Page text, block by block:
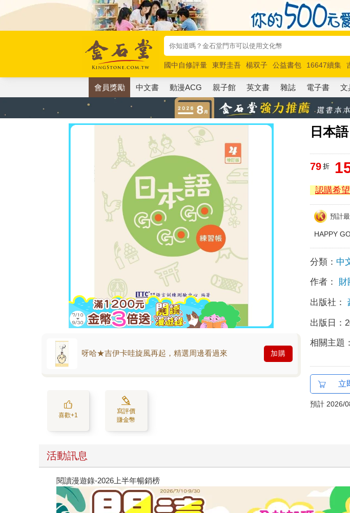
國中自修評量 東野圭吾 楊双子 公益書包 16647續集
唯紅花綻放
奧德賽 路邊攤新作 馬斯克 玩具總動員5
會員獎勵 中文書 動漫ACG 親子館 英文書 雜誌 電子書 文
日本
呀哈★吉伊卡哇旋風再起，精選周邊看過來 加購
喜歡+1
寫評價
賺金幣
79 折
認購希
預計
HAPPY
分類： 中
作者： 財
出版社：
出版日：
相關主題：
立
預計 2026/
活動訊息
閱讀漫遊錄-2026上半年暢銷榜